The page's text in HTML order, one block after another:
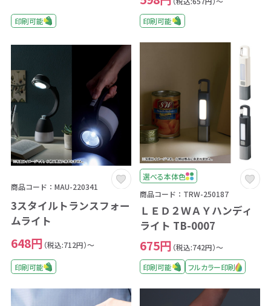
印刷可能
印刷可能
商品コード：MAU-220341
3スタイルトランスフォー
ムライト
648円 （税込:712円）～
印刷可能
選べる本体色
商品コード：TRW-250187
ＬＥＤ２ＷＡＹハンディ
ライト TB-0007
675円 （税込:742円）～
印刷可能
フルカラー印刷